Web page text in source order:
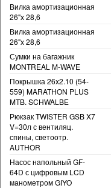
Вилка амортизационная
26"х 28,6
Вилка амортизационная
26"х 28,6
Сумки на багажник
MONTREAL M-WAVE
Покрышка 26x2.10 (54-
559) MARATHON PLUS
MTB. SCHWALBE
Рюкзак TWISTER GSB X7
V=30л с вентиляц.
спины, светоотр.
AUTHOR
Насос напольный GF-
64D с цифровым LCD
манометром GIYO